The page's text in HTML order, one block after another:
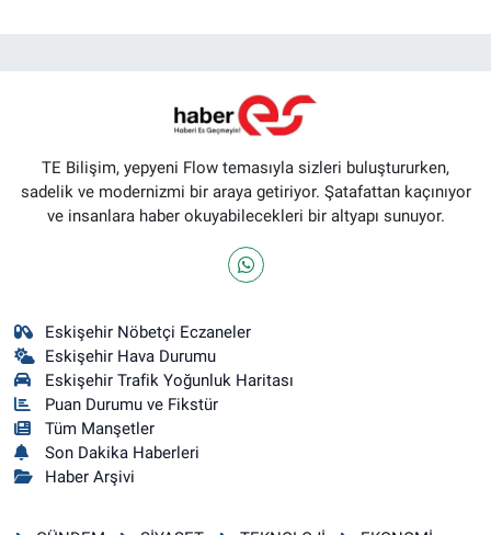
TE Bilişim, yepyeni Flow temasıyla sizleri buluştururken,
sadelik ve modernizmi bir araya getiriyor. Şatafattan kaçınıyor
ve insanlara haber okuyabilecekleri bir altyapı sunuyor.
Eskişehir Nöbetçi Eczaneler
Eskişehir Hava Durumu
Eskişehir Trafik Yoğunluk Haritası
Puan Durumu ve Fikstür
Tüm Manşetler
Son Dakika Haberleri
Haber Arşivi